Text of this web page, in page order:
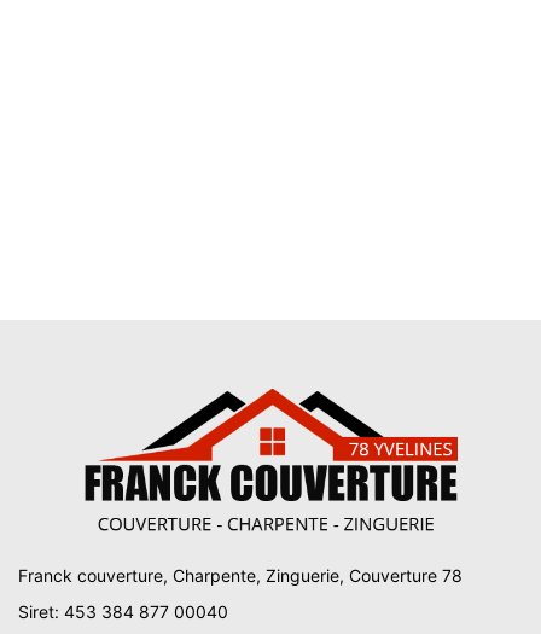
Franck couverture, Charpente, Zinguerie, Couverture 78
Siret: 453 384 877 00040